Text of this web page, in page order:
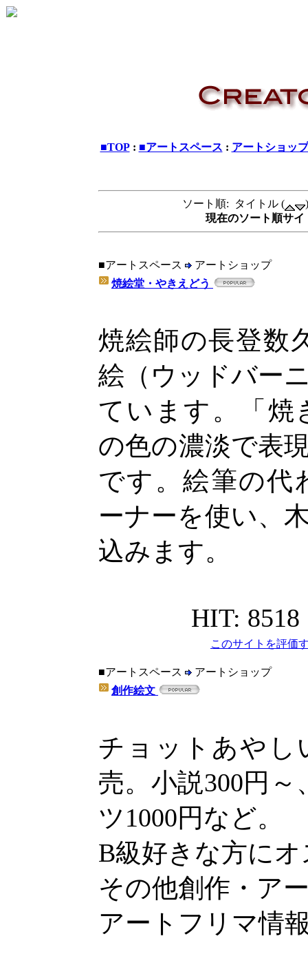
■TOP: ■アートスペース : アートショップ
ソート順: タイトル (
現在のソート順サ
■アートスペース
アートショップ
焼絵堂・やきえどう
焼絵師の長登数
絵（ウッドバー
ています。「焼
の色の濃淡で表
です。絵筆の代
ーナーを使い、
込みます。
HIT: 8518
このサイトを評価
■アートスペース
アートショップ
創作絵文
チョットあやし
売。小説300円～
ツ1000円など。
B級好きな方に
その他創作・ア
アートフリマ情